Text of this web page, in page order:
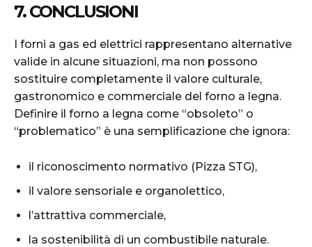
7. CONCLUSIONI
I forni a gas ed elettrici rappresentano alternative
valide in alcune situazioni, ma non possono
sostituire completamente il valore culturale,
gastronomico e commerciale del forno a legna.
Definire il forno a legna come “obsoleto” o
“problematico” è una semplificazione che ignora:
il riconoscimento normativo (Pizza STG),
il valore sensoriale e organolettico,
l’attrattiva commerciale,
la sostenibilità di un combustibile naturale.